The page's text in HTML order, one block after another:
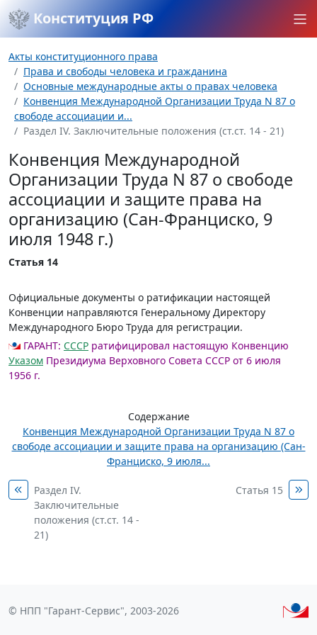
Конституция РФ
Акты конституционного права
Права и свободы человека и гражданина
Основные международные акты о правах человека
Конвенция Международной Организации Труда N 87 о
свободе ассоциации и...
Раздел IV. Заключительные положения (ст.ст. 14 - 21)
Конвенция Международной
Организации Труда N 87 о свободе
ассоциации и защите права на
организацию (Сан-Франциско, 9
июля 1948 г.)
Статья 14
Официальные документы о ратификации настоящей
Конвенции направляются Генеральному Директору
Международного Бюро Труда для регистрации.
ГАРАНТ: СССР ратифицировал настоящую Конвенцию
Указом Президиума Верховного Совета СССР от 6 июля
1956 г.
Содержание
Конвенция Международной Организации Труда N 87 о
свободе ассоциации и защите права на организацию (Сан-
Франциско, 9 июля...
Раздел IV.
Заключительные
положения (ст.ст. 14 -
21)
Статья 15
© НПП "Гарант-Сервис", 2003-2026